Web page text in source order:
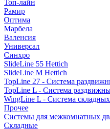
Топ-лайн
Рамир
Оптима
Марбела
Валенсия
Универсал
Синхро
SlideLine 55 Hettich
SlideLine M Hettich
TopLine 27 - Система
TopLine L - Система
WingLine L - Система
Прочее
Системы для межкомнатных
Складные